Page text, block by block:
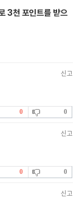
3천 포인트를 받으
신고
0 0
신고
0 0
신고